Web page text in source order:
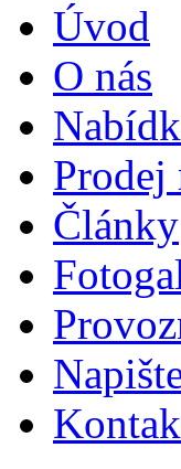
Úvod
O nás
Prodej
Články